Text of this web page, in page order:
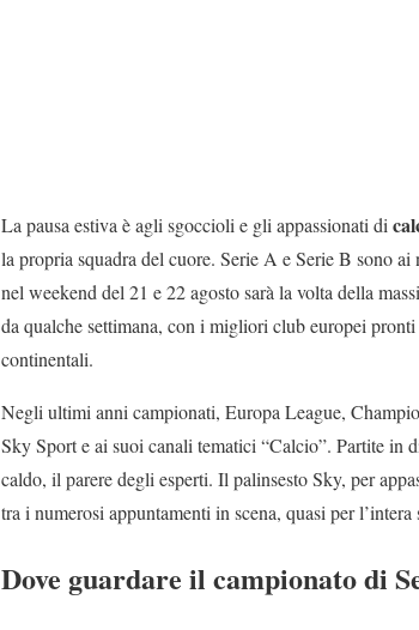
La pausa estiva è agli sgoccioli e gli appassionati di
la propria squadra del cuore. Serie A e Serie B sono
nel weekend del 21 e 22 agosto sarà la volta della
da qualche settimana, con i migliori club europei
continentali.
Negli ultimi anni campionati, Europa League,
Sky Sport e ai suoi canali tematici “Calcio”. Partite in
caldo, il parere degli esperti. Il palinsesto Sky, per
tra i numerosi appuntamenti in scena, quasi per
Dove guardare il campionato di